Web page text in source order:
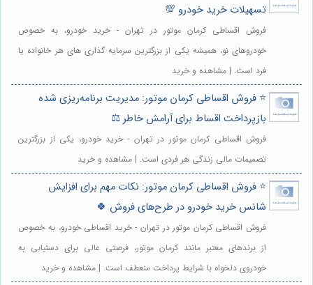
تسهیلات خرید خودرو 💯
فروش اقساطی کرمان موتور در تهران - خرید خودرو، به خصوص
خودروهای نو، همیشه یکی از بزرگترین سرمایه گذاری های هر خانواده یا
فرد است. | مشاهده و خرید
⭐️ فروش اقساطی کرمان موتور: مدیریت برنامه‌ریزی شده
بازپرداخت اقساط برای آرامش خاطر ⚖️
فروش اقساطی کرمان موتور در تهران - خرید خودرو، یکی از بزرگترین
تصمیمات مالی زندگی هر فردی است. | مشاهده و خرید
⭐️ فروش اقساطی کرمان موتور: نکات مهم برای افزایش
شانس خرید خودرو در طرح‌های فروش 🍀
فروش اقساطی کرمان موتور در تهران - خرید اقساطی خودرو، به خصوص
از برندهای معتبر مانند کرمان موتور، فرصتی عالی برای دستیابی به
خودروی دلخواه با شرایط پرداخت منعطف است. | مشاهده و خرید